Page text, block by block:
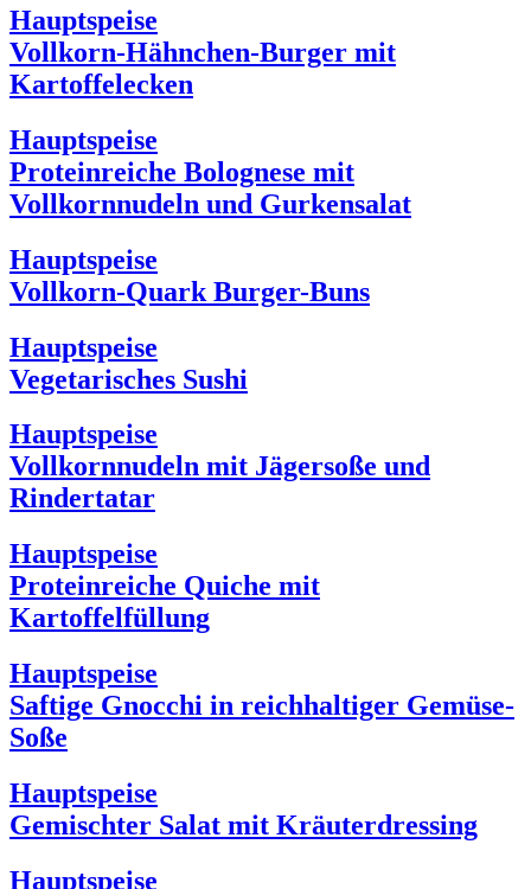
Hauptspeise
Vollkorn-Hähnchen-Burger mit
Kartoffelecken
Hauptspeise
Proteinreiche Bolognese mit
Vollkornnudeln und Gurkensalat
Hauptspeise
Vollkorn-Quark Burger-Buns
Hauptspeise
Vegetarisches Sushi
Hauptspeise
Vollkornnudeln mit Jägersoße und
Rindertatar
Hauptspeise
Proteinreiche Quiche mit
Kartoffelfüllung
Hauptspeise
Saftige Gnocchi in reichhaltiger Gemüse-
Soße
Hauptspeise
Gemischter Salat mit Kräuterdressing
Hauptspeise